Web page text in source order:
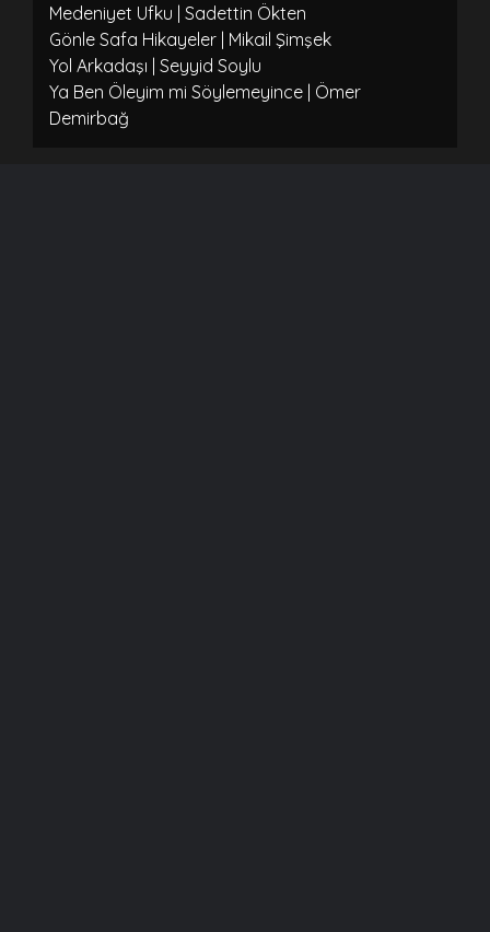
Medeniyet Ufku | Sadettin Ökten
Gönle Safa Hikayeler | Mikail Şimşek
Yol Arkadaşı | Seyyid Soylu
Ya Ben Öleyim mi Söylemeyince | Ömer
Demirbağ